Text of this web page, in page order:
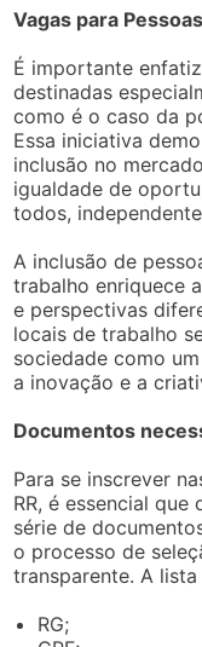
Vagas para
É importante
destinadas
como é o caso da
Essa iniciativa
inclusão no
igualdade de
todos,
A inclusão de
trabalho enriquece
e perspectivas
locais de trabalho
sociedade como
a inovação e a
Documentos
Para se inscrever
RR, é essencial
série de
o processo de
transparente. A
RG;